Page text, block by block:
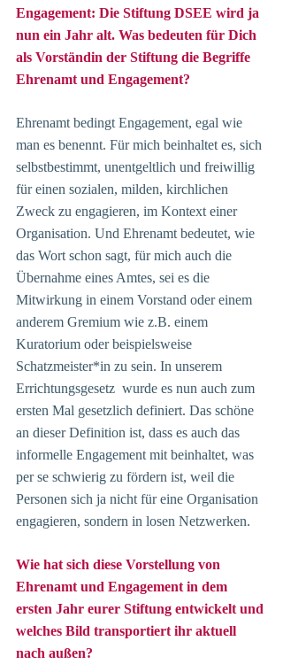
Engagement: Die Stiftung DSEE wird ja
nun ein Jahr alt. Was bedeuten für Dich
als Vorständin der Stiftung die Begriffe
Ehrenamt und Engagement?
Ehrenamt bedingt Engagement, egal wie
man es benennt. Für mich beinhaltet es, sich
selbstbestimmt, unentgeltlich und freiwillig
für einen sozialen, milden, kirchlichen
Zweck zu engagieren, im Kontext einer
Organisation. Und Ehrenamt bedeutet, wie
das Wort schon sagt, für mich auch die
Übernahme eines Amtes, sei es die
Mitwirkung in einem Vorstand oder einem
anderem Gremium wie z.B. einem
Kuratorium oder beispielsweise
Schatzmeister*in zu sein. In unserem
Errichtungsgesetz  wurde es nun auch zum
ersten Mal gesetzlich definiert. Das schöne
an dieser Definition ist, dass es auch das
informelle Engagement mit beinhaltet, was
per se schwierig zu fördern ist, weil die
Personen sich ja nicht für eine Organisation
engagieren, sondern in losen Netzwerken.
Wie hat sich diese Vorstellung von
Ehrenamt und Engagement in dem
ersten Jahr eurer Stiftung entwickelt und
welches Bild transportiert ihr aktuell
nach außen?